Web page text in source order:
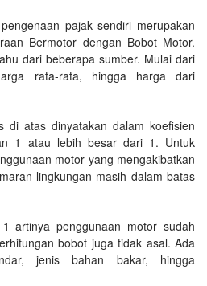
pajak sendiri merupakan
Bermotor dengan Bobot Motor.
dari beberapa sumber. Mulai dari
rata-rata, hingga harga dari
di atas dinyatakan dalam koefisien
1 atau lebih besar dari 1. Untuk
motor yang mengakibatkan
lingkungan masih dalam batas
artinya penggunaan motor sudah
bobot juga tidak asal. Ada
jenis bahan bakar, hingga